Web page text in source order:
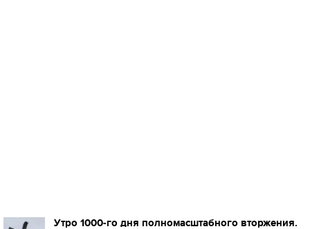
Утро 1000-го дня полномасштабного вторжения.